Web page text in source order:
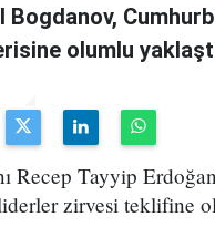
Bogdanov,
olumlu
Tayyip
zirvesi teklifine